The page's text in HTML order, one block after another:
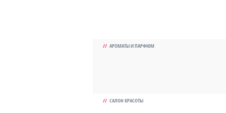
// АРОМАТЫ И ПАРФЮМ
// САЛОН КРАСОТЫ